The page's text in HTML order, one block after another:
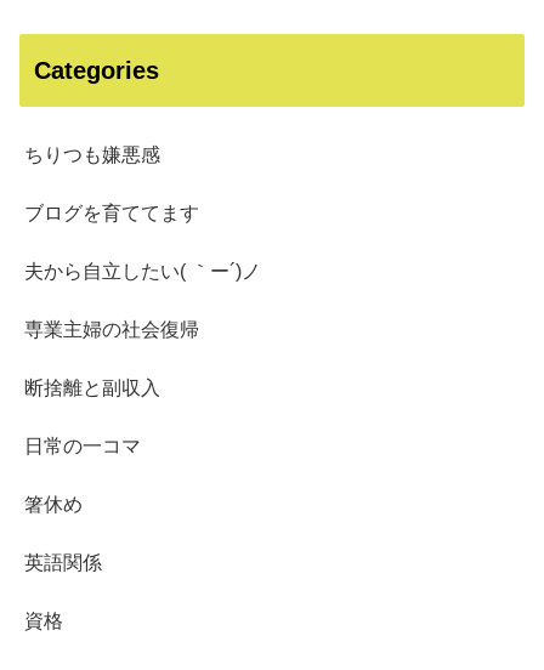
Categories
ちりつも嫌悪感
ブログを育ててます
夫から自立したい( ｀ー´)ノ
専業主婦の社会復帰
断捨離と副収入
日常の一コマ
箸休め
英語関係
資格